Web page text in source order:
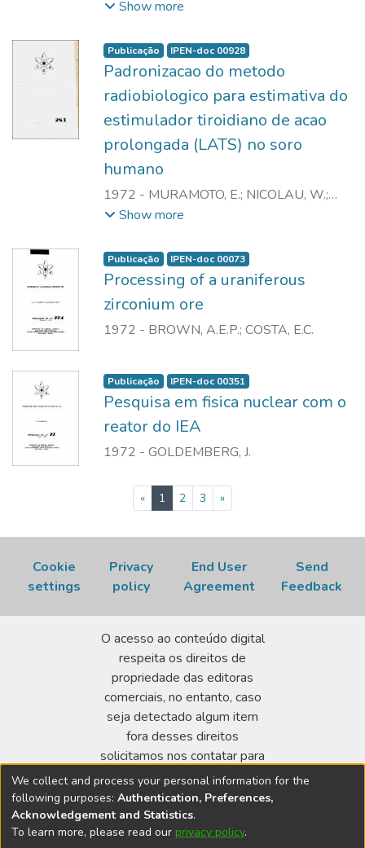
MEDEIROS NETO, G.A.
Show more
Publicação IPEN-doc 00928
Padronizacao do metodo
radiobiologico para estimativa do
estimulador tiroidiano de acao
prolongada (LATS) no soro
humano
1972 - MURAMOTO, E.; NICOLAU, W.;
IKEDA, E.;ASSIS, L.M.
Show more
Publicação IPEN-doc 00073
Processing of a uraniferous
zirconium ore
1972 - BROWN, A.E.P.; COSTA, E.C.
Publicação IPEN-doc 00351
Pesquisa em fisica nuclear com o
reator do IEA
1972 - GOLDEMBERG, J.
« 1 (current)
2 3 »
Cookie
settings
Privacy
policy
End User
Agreement
Send
Feedback
O acesso ao conteúdo digital
respeita os direitos de
propriedade das editoras
comerciais, no entanto, caso
seja detectado algum item
fora desses direitos
solicitamos nos contatar para
realizar a regularização.
Biblioteca Terezine Arantes Ferraz
Av. Lineu Prestes 2242 - Cidade Universitária - CEP:
We collect and process your personal information for the
following purposes: Authentication, Preferences,
Acknowledgement and Statistics.
To learn more, please read our privacy policy.